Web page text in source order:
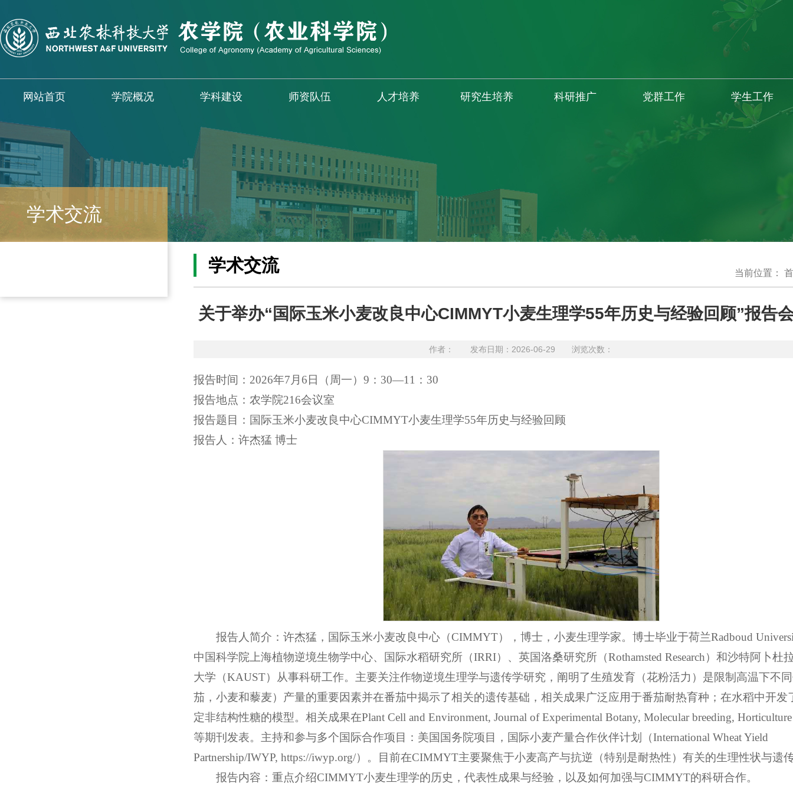
网站首页 学院概况 学科建设 师资队伍 人才培养 研究生培养 科研推广 党群工作 学生工作
学术交流
当前位置：
学术交流
关于举办“国际玉米小麦改良中心CIMMYT小麦生理学55年历史与经验回顾”报告
作者： 发布日期：2026-06-29 浏览次数：
报告时间：2026年7月6日（周一）9：30—11：30
报告地点：农学院216会议室
报告题目：国际玉米小麦改良中心CIMMYT小麦生理学55年历史与经验回顾
报告人：许杰猛 博士
报告人简介：许杰猛，国际玉米小麦改良中心（CIMMYT），博士，小麦生理学家。博士毕业于荷兰Radboud
中国科学院上海植物逆境生物学中心、国际水稻研究所（IRRI）、英国洛桑研究所（Rothamsted Research）和沙特阿卜杜
大学（KAUST）从事科研工作。主要关注作物逆境生理学与遗传学研究，阐明了生殖发育（花粉活力）是限制高温下不
茄，小麦和藜麦）产量的重要因素并在番茄中揭示了相关的遗传基础，相关成果广泛应用于番茄耐热育种；在水稻中开发
定非结构性糖的模型。相关成果在Plant Cell and Environment, Journal of Experimental Botany, Molecular breeding, Horticulture
等期刊发表。主持和参与多个国际合作项目：美国国务院项目，国际小麦产量合作伙伴计划（International Wheat Yield
Partnership/IWYP, https://iwyp.org/）。目前在CIMMYT主要聚焦于小麦高产与抗逆（特别是耐热性）有关的生理性状与遗
报告内容：重点介绍CIMMYT小麦生理学的历史，代表性成果与经验，以及如何加强与CIMMYT的科研合作。